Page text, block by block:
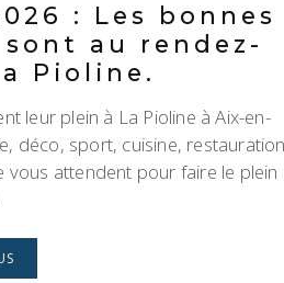
: Les bonnes
au rendez-
Pioline.
leur plein à La Pioline à Aix-en-
déco, sport, cuisine,
vous attendent pour faire le plein